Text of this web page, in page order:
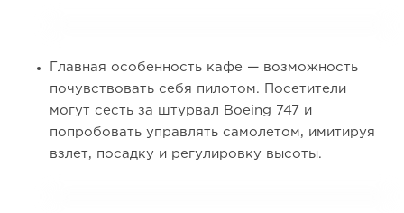
Главная особенность кафе — возможность
почувствовать себя пилотом. Посетители
могут сесть за штурвал Boeing 747 и
попробовать управлять самолетом, имитируя
взлет, посадку и регулировку высоты.